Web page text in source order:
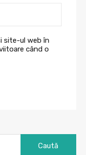
site-ul web în
când o